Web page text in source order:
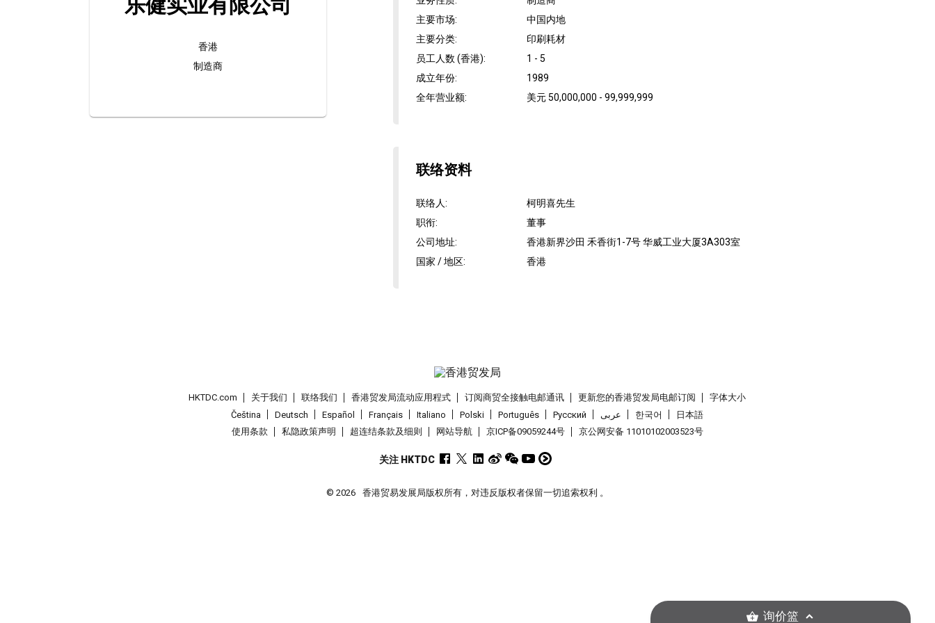
乐健实业有限公司
香港
制造商
主要市场:
中国内地
主要分类:
印刷耗材
员工人数 (香港):
1 - 5
成立年份:
1989
全年营业额: 美元 50,000,000 - 99,999,999
联络资料
联络人:
柯明喜先生
职衔:
董事
公司地址:
香港新界沙田 禾香街1-7号 华威工业大厦3A303室
国家 / 地区: 香港
HKTDC.com 关于我们 联络我们 香港贸发局流动应用程式 订阅商贸全接触电邮通讯 更新您的香港贸发局电邮订阅
字体大小
Čeština
Deutsch Español Français Italiano Polski Português Pусский عربى 한국어
日本語
使用条款
私隐政策声明 超连结条款及细则 网站导航 京ICP备09059244号 京公网安备 11010102003523号
关注 HKTDC
© 2026 香港贸易发展局版权所有，对违反版权者保留一切追索权利 。
询价篮